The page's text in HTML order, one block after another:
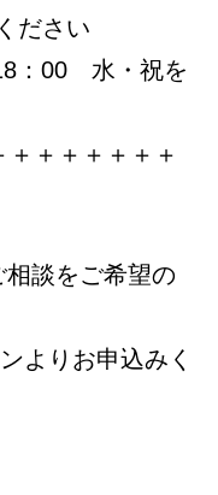
ださい
：00 水・祝を
＋＋＋＋＋＋
談をご希望の
よりお申込みく